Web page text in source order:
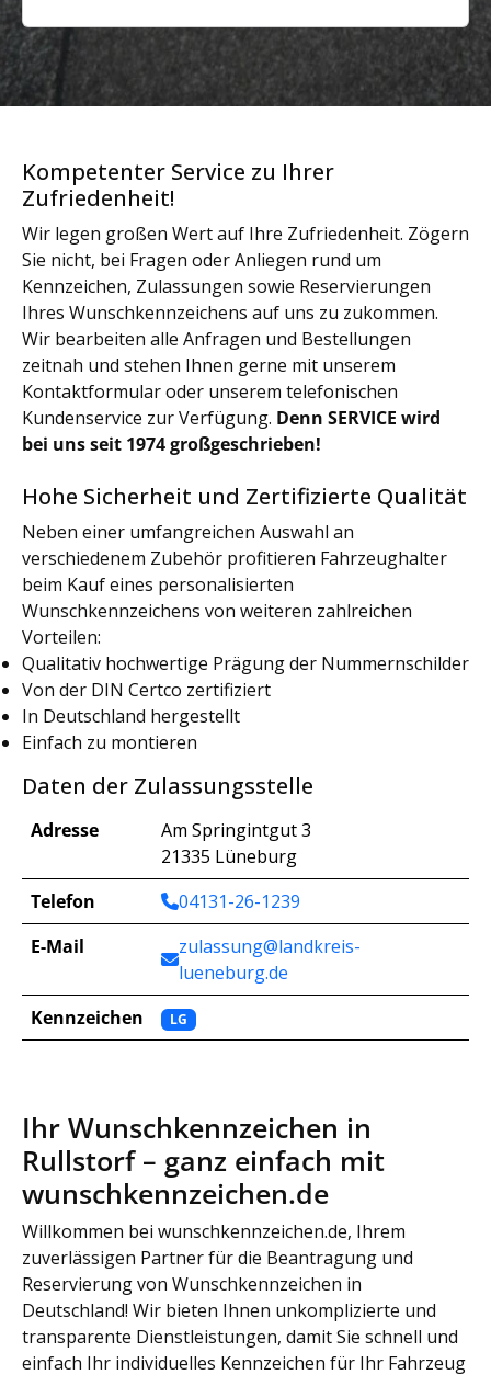
Kompetenter Service zu Ihrer
Zufriedenheit!
Wir legen großen Wert auf Ihre Zufriedenheit. Zögern
Sie nicht, bei Fragen oder Anliegen rund um
Kennzeichen, Zulassungen sowie Reservierungen
Ihres Wunschkennzeichens auf uns zu zukommen.
Wir bearbeiten alle Anfragen und Bestellungen
zeitnah und stehen Ihnen gerne mit unserem
Kontaktformular oder unserem telefonischen
Kundenservice zur Verfügung. Denn SERVICE wird
bei uns seit 1974 großgeschrieben!
Hohe Sicherheit und Zertifizierte Qualität
Neben einer umfangreichen Auswahl an
verschiedenem Zubehör profitieren Fahrzeughalter
beim Kauf eines personalisierten
Wunschkennzeichens von weiteren zahlreichen
Vorteilen:
Qualitativ hochwertige Prägung der Nummernschilder
Von der DIN Certco zertifiziert
In Deutschland hergestellt
Einfach zu montieren
Daten der Zulassungsstelle
Adresse
Am Springintgut 3
21335 Lüneburg
Telefon
04131-26-1239
E-Mail
zulassung@landkreis-
lueneburg.de
Kennzeichen
LG
Ihr Wunschkennzeichen in
Rullstorf – ganz einfach mit
wunschkennzeichen.de
Willkommen bei wunschkennzeichen.de, Ihrem
zuverlässigen Partner für die Beantragung und
Reservierung von Wunschkennzeichen in
Deutschland! Wir bieten Ihnen unkomplizierte und
transparente Dienstleistungen, damit Sie schnell und
einfach Ihr individuelles Kennzeichen für Ihr Fahrzeug